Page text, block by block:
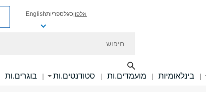
אלפוןסגלספריותEnglish
| בינלאומיות | מועמדים.ות | סטודנטים.ות | בוגרים.ות